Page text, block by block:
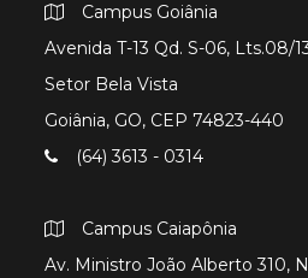
Campus Goiânia
Avenida T-13 Qd. S-06, Lts.08/
Setor Bela Vista
Goiânia, GO, CEP 74823-440
(64) 3613 - 0314
Campus Caiapônia
Av. Ministro João Alberto 310,